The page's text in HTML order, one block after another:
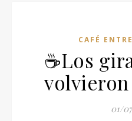
CAFÉ
☕Los
01/